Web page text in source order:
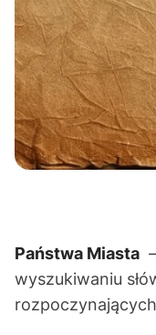
Państwa Miasta
wyszukiwaniu